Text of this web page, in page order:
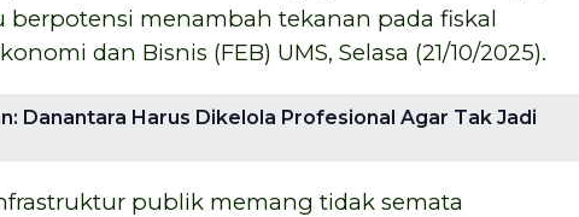
menambah tekanan pada fiskal
dan Bisnis (FEB) UMS, Selasa (21/10/2025).
Danantara Harus Dikelola Profesional Agar Tak Jadi
publik memang tidak semata